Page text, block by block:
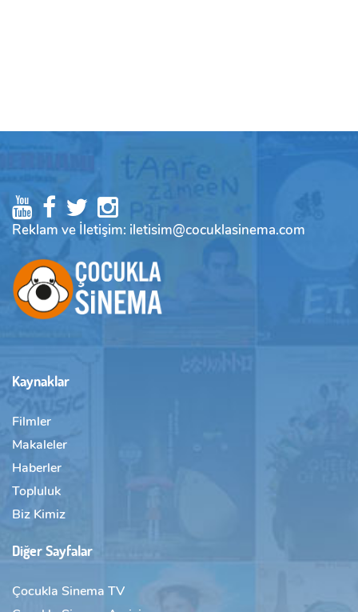
Reklam ve İletişim: iletisim@cocuklasinema.com
Kaynaklar
Filmler
Makaleler
Haberler
Topluluk
Biz Kimiz
Diğer Sayfalar
Çocukla Sinema TV